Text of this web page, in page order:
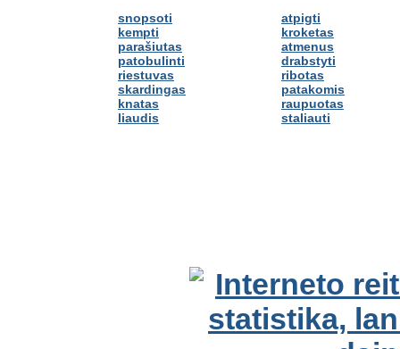
snopsoti
kempti
parašiutas
patobulinti
riestuvas
skardingas
knatas
liaudis
atpigti
kroketas
atmenus
drabstyti
ribotas
patakomis
raupuotas
staliauti